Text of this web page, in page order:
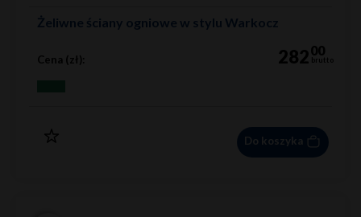
Żeliwne ściany ogniowe w stylu Warkocz
Cena (zł): 28200
brutto
Do koszyka